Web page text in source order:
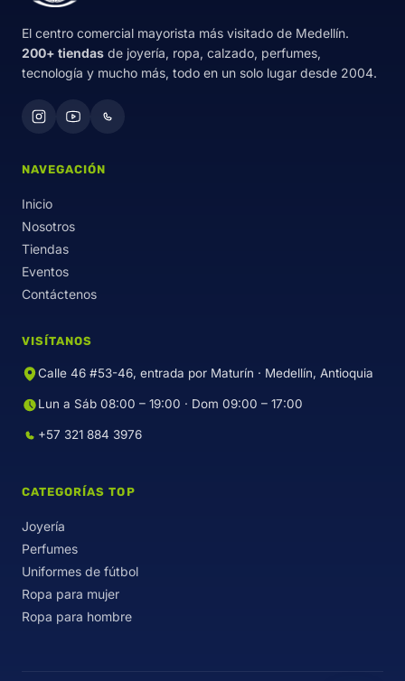
El centro comercial mayorista más visitado de Medellín.
200+ tiendas de joyería, ropa, calzado, perfumes,
tecnología y mucho más, todo en un solo lugar desde 2004.
NAVEGACIÓN
Inicio
Nosotros
Tiendas
Eventos
Contáctenos
VISÍTANOS
Calle 46 #53-46, entrada por Maturín · Medellín, Antioquia
Lun a Sáb 08:00 – 19:00 · Dom 09:00 – 17:00
+57 321 884 3976
CATEGORÍAS TOP
Joyería
Perfumes
Uniformes de fútbol
Ropa para mujer
Ropa para hombre